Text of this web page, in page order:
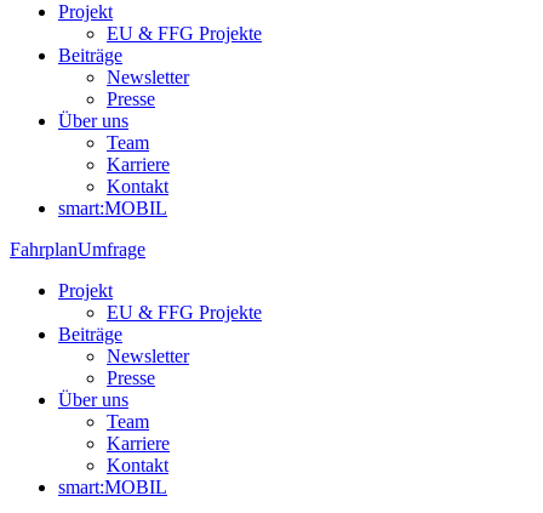
Projekt
EU & FFG Projekte
Beiträge
Newsletter
Presse
Über uns
Team
Karriere
Kontakt
smart:MOBIL
FahrplanUmfrage
Projekt
EU & FFG Projekte
Beiträge
Newsletter
Presse
Über uns
Team
Karriere
Kontakt
smart:MOBIL